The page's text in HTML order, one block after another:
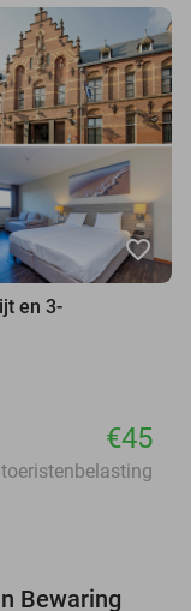
favorite_border
en 3-
€45
Bewaring